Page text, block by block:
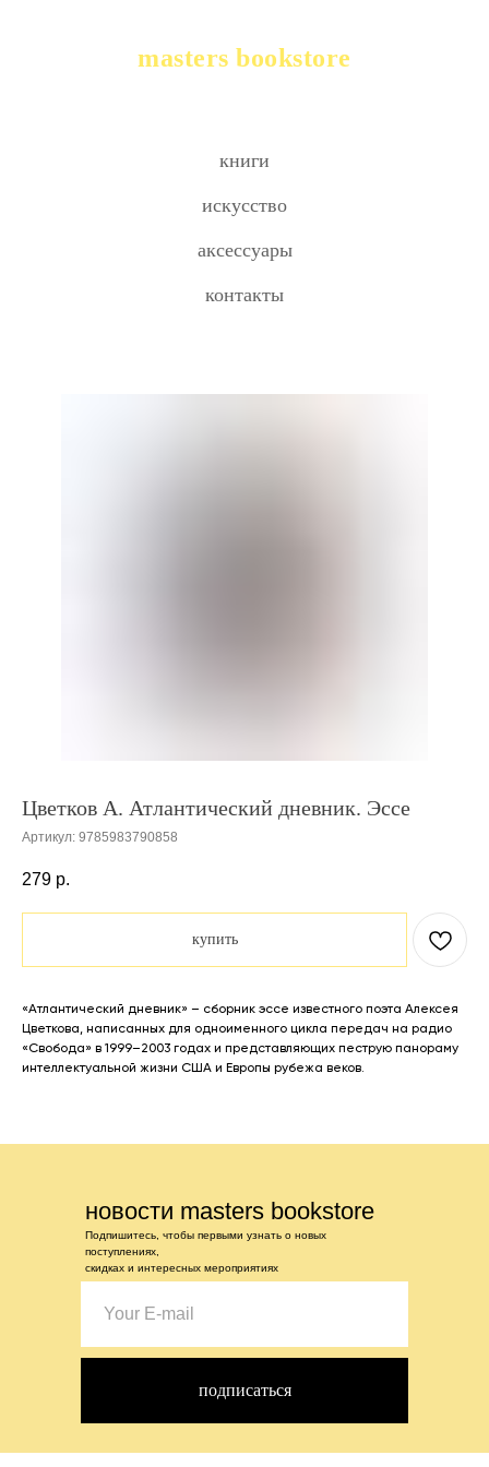
masters bookstore
книги
искусство
аксессуары
контакты
Цветков А. Атлантический дневник. Эссе
Артикул: 9785983790858
279 р.
купить
«Атлантический дневник» – сборник эссе известного поэта Алексея
Цветкова, написанных для одноименного цикла передач на радио
«Свобода» в 1999–2003 годах и представляющих пеструю панораму
интеллектуальной жизни США и Европы рубежа веков.
новости masters bookstore
Подпишитесь, чтобы первыми узнать о новых
поступлениях,
скидках и интересных мероприятиях
подписаться